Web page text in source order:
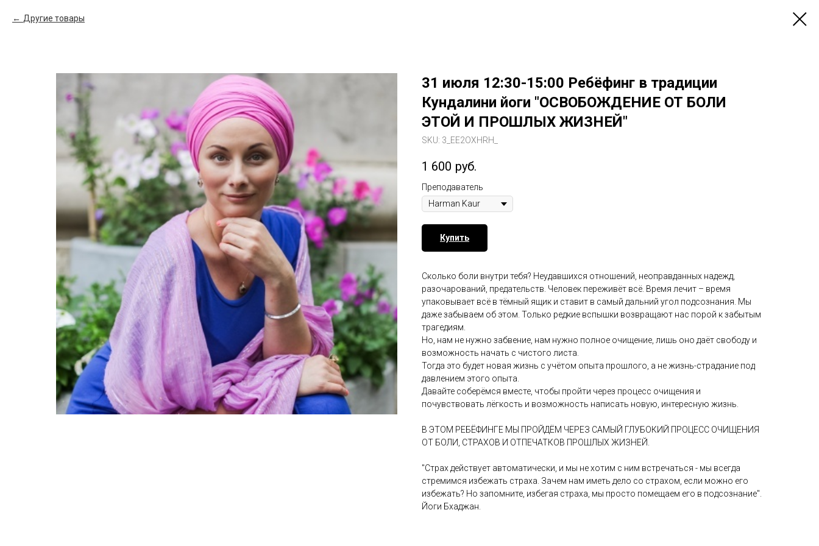
Другие товары
31 июля 12:30-15:00 Ребёфинг в традиции
Кундалини йоги "ОСВОБОЖДЕНИЕ ОТ БОЛИ
ЭТОЙ И ПРОШЛЫХ ЖИЗНЕЙ"
SKU: 3_EE2OXHRH_
1 600 руб.
Преподаватель
Купить
Сколько боли внутри тебя? Неудавшихся отношений, неоправданных надежд,
разочарований, предательств. Человек переживёт всё. Время лечит – время
упаковывает всё в тёмный ящик и ставит в самый дальний угол подсознания. Мы
даже забываем об этом. Только редкие вспышки возвращают нас порой к забытым
трагедиям.
Но, нам не нужно забвение, нам нужно полное очищение, лишь оно даёт свободу и
возможность начать с чистого листа.
Тогда это будет новая жизнь с учётом опыта прошлого, а не жизнь-страдание под
давлением этого опыта.
Давайте соберёмся вместе, чтобы пройти через процесс очищения и
почувствовать лёгкость и возможность написать новую, интересную жизнь.
В ЭТОМ РЕБЁФИНГЕ МЫ ПРОЙДЁМ ЧЕРЕЗ САМЫЙ ГЛУБОКИЙ ПРОЦЕСС ОЧИЩЕНИЯ
ОТ БОЛИ, СТРАХОВ И ОТПЕЧАТКОВ ПРОШЛЫХ ЖИЗНЕЙ.
"Страх действует автоматически, и мы не хотим с ним встречаться - мы всегда
стремимся избежать страха. Зачем нам иметь дело со страхом, если можно его
избежать? Но запомните, избегая страха, мы просто помещаем его в подсознание".
Йоги Бхаджан.